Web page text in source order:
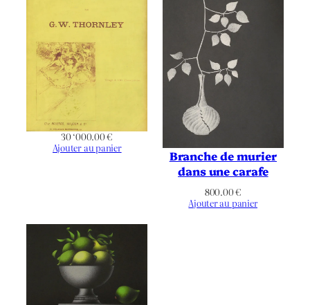
30 ‘000.00€
Ajouter au panier
Branche de murier
dans une carafe
800.00€
Ajouter au panier